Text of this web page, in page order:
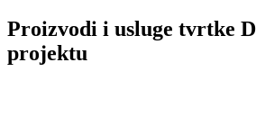
Proizvodi i usluge tvrtke
projektu